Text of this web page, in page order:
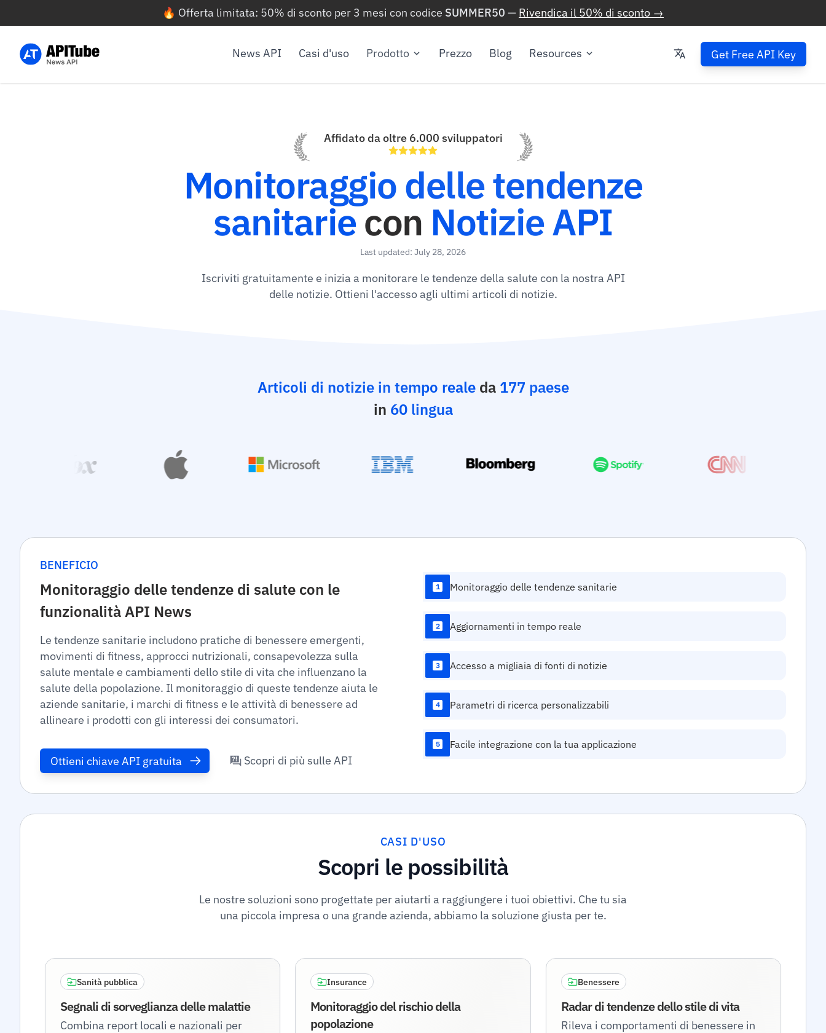
🔥 Offerta limitata: 50% di sconto per 3 mesi con codice SUMMER50 — Rivendica il 50% di sconto →
News API Casi d'uso Prodotto Prezzo Blog Resources Get Free API Key
Affidato da oltre 6.000 sviluppatori
Monitoraggio delle tendenze
sanitariecon Notizie API
Last updated: July 28, 2026
Iscriviti gratuitamente e inizia a monitorare le tendenze della salute con la nostra API
delle notizie. Ottieni l'accesso agli ultimi articoli di notizie.
Articoli di notizie in tempo realeda 177 paese
in 60 lingua
BENEFICIO
Monitoraggio delle tendenze di salute con le
funzionalità API News
Le tendenze sanitarie includono pratiche di benessere emergenti,
movimenti di fitness, approcci nutrizionali, consapevolezza sulla
salute mentale e cambiamenti dello stile di vita che influenzano la
salute della popolazione. Il monitoraggio di queste tendenze aiuta le
aziende sanitarie, i marchi di fitness e le attività di benessere ad
allineare i prodotti con gli interessi dei consumatori.
Ottieni chiave API gratuita Scopri di più sulle API
1 Monitoraggio delle tendenze sanitarie
2 Aggiornamenti in tempo reale
3 Accesso a migliaia di fonti di notizie
4 Parametri di ricerca personalizzabili
5 Facile integrazione con la tua applicazione
CASI D'USO
Scopri le possibilità
Le nostre soluzioni sono progettate per aiutarti a raggiungere i tuoi obiettivi. Che tu sia
una piccola impresa o una grande azienda, abbiamo la soluzione giusta per te.
Sanità pubblica
Segnali di sorveglianza delle malattie
Combina report locali e nazionali per
Insurance
Monitoraggio del rischio della
popolazione
Benessere
Radar di tendenze dello stile di vita
Rileva i comportamenti di benessere in